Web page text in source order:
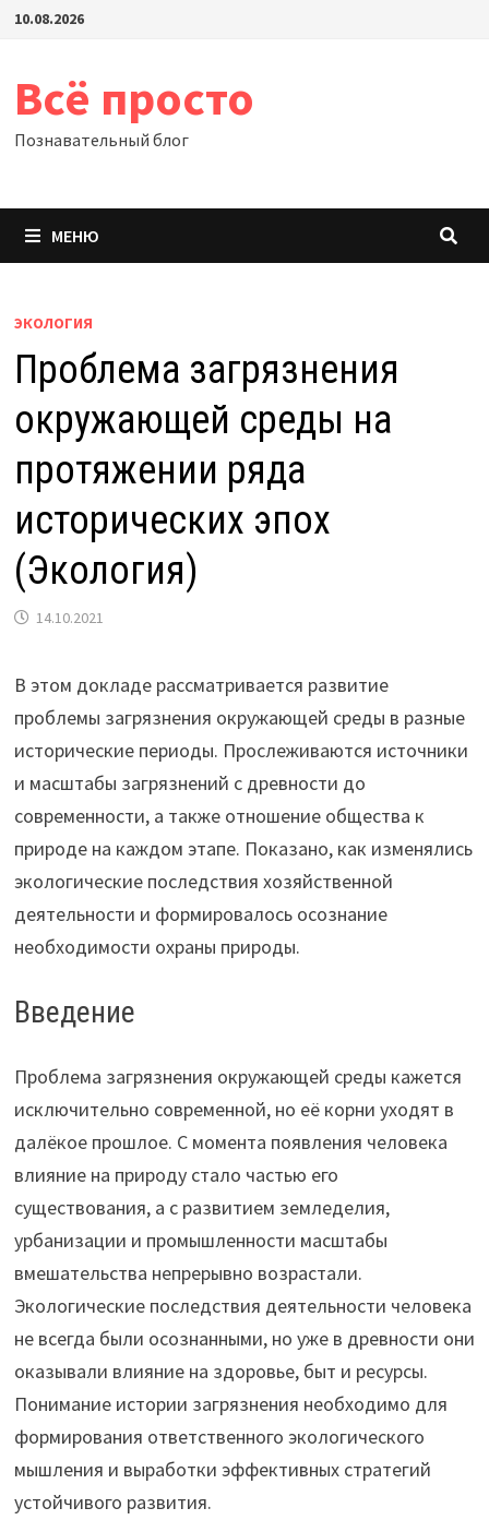
Перейти
10.08.2026
Всё просто
Познавательный блог
МЕНЮ
ЭКОЛОГИЯ
Проблема загрязнения
окружающей среды на
протяжении ряда
исторических эпох
(Экология)
14.10.2021
В этом докладе рассматривается развитие
проблемы загрязнения окружающей среды в разные
исторические периоды. Прослеживаются источники
и масштабы загрязнений с древности до
современности, а также отношение общества к
природе на каждом этапе. Показано, как изменялись
экологические последствия хозяйственной
деятельности и формировалось осознание
необходимости охраны природы.
Введение
Проблема загрязнения окружающей среды кажется
исключительно современной, но её корни уходят в
далёкое прошлое. С момента появления человека
влияние на природу стало частью его
существования, а с развитием земледелия,
урбанизации и промышленности масштабы
вмешательства непрерывно возрастали.
Экологические последствия деятельности человека
не всегда были осознанными, но уже в древности они
оказывали влияние на здоровье, быт и ресурсы.
Понимание истории загрязнения необходимо для
формирования ответственного экологического
мышления и выработки эффективных стратегий
устойчивого развития.